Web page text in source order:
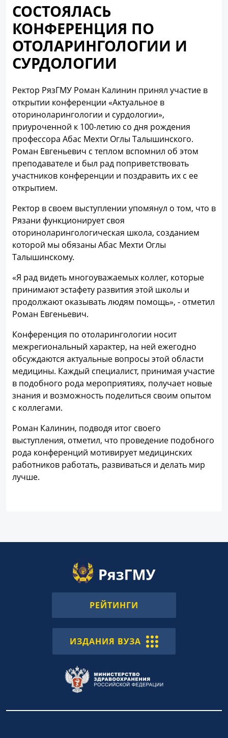
СОСТОЯЛАСЬ
КОНФЕРЕНЦИЯ ПО
ОТОЛАРИНГОЛОГИИ И
СУРДОЛОГИИ
Ректор РязГМУ Роман Калинин принял участие в
открытии конференции «Актуальное в
оториноларингологии и сурдологии»,
приуроченной к 100-летию со дня рождения
профессора Абас Мехти Оглы Талышинского.
Роман Евгеньевич с теплом вспомнил об этом
преподавателе и был рад поприветствовать
участников конференции и поздравить их с ее
открытием.
Ректор в своем выступлении упомянул о том, что в
Рязани функционирует своя
оториноларингологическая школа, созданием
которой мы обязаны Абас Мехти Оглы
Талышинскому.
«Я рад видеть многоуважаемых коллег, которые
принимают эстафету развития этой школы и
продолжают оказывать людям помощь», - отметил
Роман Евгеньевич.
Конференция по отоларингологии носит
межрегиональный характер, на ней ежегодно
обсуждаются актуальные вопросы этой области
медицины. Каждый специалист, принимая участие
в подобного рода мероприятиях, получает новые
знания и возможность поделиться своим опытом
с коллегами.
Роман Калинин, подводя итог своего
выступления, отметил, что проведение подобного
рода конференций мотивирует медицинских
работников работать, развиваться и делать мир
лучше.
РЕЙТИНГИ
ИЗДАНИЯ ВУЗА